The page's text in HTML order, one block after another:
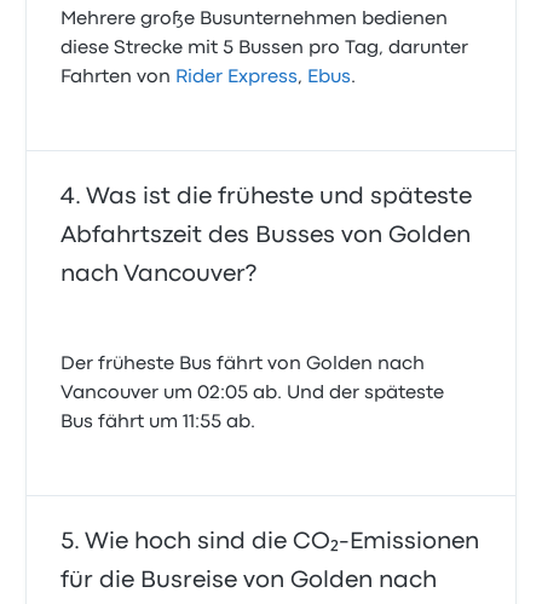
Mehrere große Busunternehmen bedienen
diese Strecke mit 5 Bussen pro Tag, darunter
Fahrten von Rider Express, Ebus.
Was ist die früheste und späteste
Abfahrtszeit des Busses von Golden
nach Vancouver?
Der früheste Bus fährt von Golden nach
Vancouver um 02:05 ab. Und der späteste
Bus fährt um 11:55 ab.
Wie hoch sind die CO₂-Emissionen
für die Busreise von Golden nach